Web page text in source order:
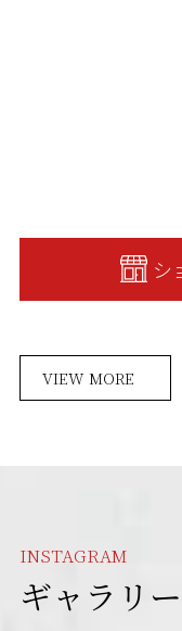
シ
VIEW MORE
INSTAGRAM
ギャラリー